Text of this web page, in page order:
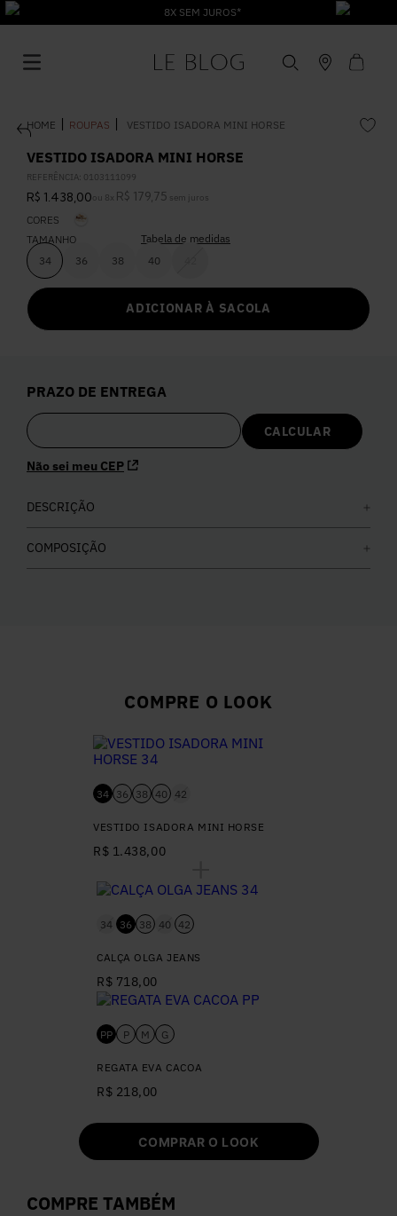
8X SEM JUROS*
ROUPAS VESTIDO ISADORA MINI HORSE
VESTIDO ISADORA MINI HORSE
REFERÊNCIA: 0103111099
R$ 1.438,00 ou 8 x R$ 179 75 sem juros
CORES
TAMANHO
34
36 38 40
Tabela de medidas
ADICIONAR À SACOLA
PRAZO DE ENTREGA
Não sei meu CEP
DESCRIÇÃO
COMPOSIÇÃO
COMPRE O LOOK
34 36 38 40 42
VESTIDO ISADORA MINI HORSE
R$ 1.438,00
34 36 38 40 42
CALÇA OLGA JEANS
R$ 718,00
PP P M G
REGATA EVA CACOA
R$ 218,00
COMPRAR O LOOK
COMPRE TAMBÉM
1º Vestido
2 Roupas
5º Calça
6º Colete
7º